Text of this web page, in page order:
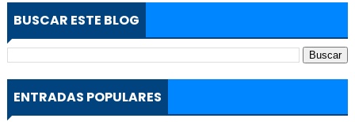
BUSCAR ESTE BLOG
ENTRADAS POPULARES